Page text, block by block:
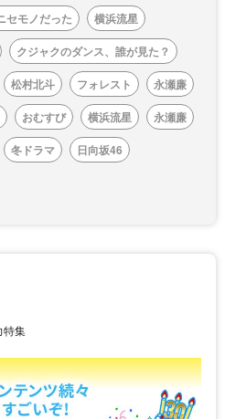
モノだった
横浜流星
クジャクのダンス、誰が見た？
松村北斗 フォレスト
永瀬廉
おむすび 横浜流星
永瀬廉
冬ドラマ
日向坂46
特集